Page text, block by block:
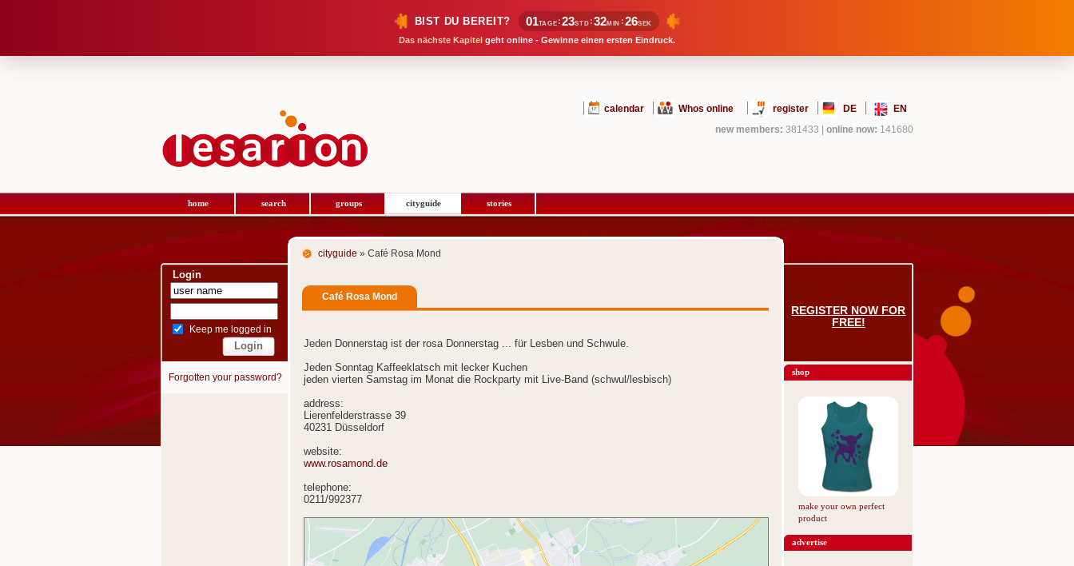
BIST DU BEREIT? 01TAGE :23STD :32MIN :25SEK
Das nächste Kapitel geht online - Gewinne einen ersten Eindruck.
calendar Whos online register DE
EN
new members: 381433 online now: 141680
home search groups cityguide stories
Login
Keep me logged in
Forgotten your password?
cityguide » Café Rosa Mond
Café Rosa Mond
Jeden Donnerstag ist der rosa Donnerstag ... für Lesben und Schwule.
Jeden Sonntag Kaffeeklatsch mit lecker Kuchen
jeden vierten Samstag im Monat die Rockparty mit Live-Band (schwul/lesbisch)
address:
Lierenfelderstrasse 39
40231 Düsseldorf
website:
www.rosamond.de
telephone:
0211/992377
REGISTER NOW FOR
FREE!
shop
make your own perfect
product
advertise